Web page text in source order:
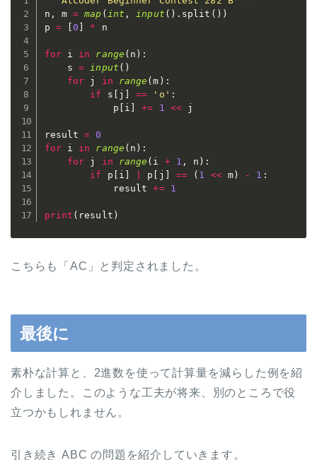
n , m = map ( int , input ( ) . split ( ) )
p = [0 * n
for i in range ( n ) :
    s
= input ( )
for j in range (m ) :
if
s j == 'o' :
            p
i += 1 << j
result = 0
for i in range ( n ) :
for j in range ( i + 1 , n ) :
if
p i p j == ( 1 << m) - 1 :
            result
+= 1
print ( result )
こちらも「AC」と判定されました。
最後に
素朴な計算と、2進数を使って計算量を減らした例を紹
介しました。このような工夫が将来、別のところで役
立つかもしれません。
引き続き ABC の問題を紹介していきます。